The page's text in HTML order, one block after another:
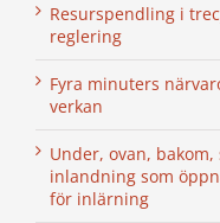
Resurspendling i
reglering
Fyra minuters
verkan
Under, ovan,
inlandning som
för inlärning